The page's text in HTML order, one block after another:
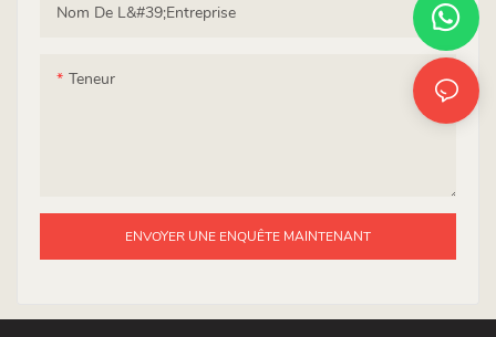
Nom De L&#39;entreprise
Teneur
ENVOYER UNE ENQUÊTE MAINTENANT